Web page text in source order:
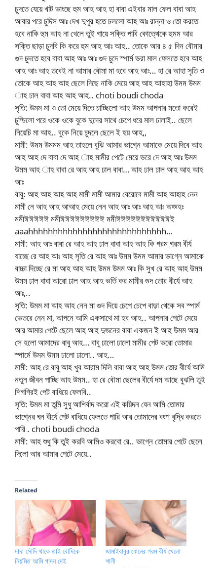
চুদতে যেয়ে খাট ভাংছে হুম আহ আহ হা বাবা এইবার মাল ফেল বাবা আহ
আবার পরে চুদিস আঃ দেখ দুপুর হতে চললো আহ আঃ রান্না ও তো করতে
হবে নাকি হুম আহ না খেলে তুই গায়ে সক্তি পাবি কোত্থেকে হুমম আর
সক্তি ছাড়া চুদবি কি করে হুম আহ আঃ আহ.. তোকে আর ৪ ৫ দিন বৌমার
গুদ চুদতে হবে বাবা আহ আঃ আঃ গুদ চুদে স্পার্ম ভরা মাল ফেলতে হবে আহ
আহ আঃ আহ তবেই না আমার বৌমা মা হবে আহ আঃ… হা রে আহা সৃতি ও
তোকে আহ আহ আহ ছেলে দিছে নাকি মেয়ে আহ আহ আহাহা উমম উমম
াহ ঢাল বাবা আহ আহ আহ.. choti boudi choda
সৃতি: উমম মা ও তো মেয়ে দিতে চাচ্ছিলো আহ উমম আপনার মতো করেই
চুদ্চিলো পরে ওকে ওকে বুকে দুদের সাথে চেপে ধরে মাল ঢালাই.. ছেলে
নিয়েচি মা আহ.. বুকে নিয়ে চুদলে ছেলে ই হয় আহ,,
মামী: উমম উমমম আহ তাহলে বুঝি আমার ভাগ্নে আমাকে মেয়ে দিবে আহ
আহ আহ দে বাবা দে আহ াহ মামীর পেটে মেয়ে ভরে দে আহ আঃ উমম
উমম আহ াহ বাবা রে আহ আহ ঢাল বাবা… আহ ঢাল ঢাল আহ আহ আহ
আঃ
বাবু: আহ আহ আহ আহ মামী মামী আমার বেরোবে মামী আহ আহাহ নেন
মামী নে আহ আহ আআহ মেয়ে নেন আহ আঃ আঃ আহ আঃ অহ্ছ্হঃ
মমীঈঈঈঈঈ মমীঈঈঈঈঈঈঈঈঈ মমীঈঈঈঈঈঈঈঈঈঈঈই
aaahhhhhhhhhhhhhhhhhhhhhhhhhhhh…
মামী: আহ আঃ বাবা রে আহ আহ ঢাল বাবা আহ আহ কি গরম গরম বীর্য
যাচ্ছে রে আহ আঃ আহ সৃতি রে আহ আঃ উমম উমম আমার ভাগ্নে আমাকে
বাচ্চা দিচ্ছে রে মা আহ আহ আহ উমম উমম আঃ কি সুখ রে আহ আহ উমম
উমম ঢাল বাবা আরো ঢাল আহ আহ ভর্তি কর মামীর গুদ তোর বীর্যে আহ
আঃ,..
সৃতি: উমম মা আহ আহ নেন মা গুদ দিয়ে চেপে চেপে বাড়া থেকে সব স্পার্ম
ভেতরে নেন মা, আপনে আমি একসাথে মা হব আহ.. আপনার পেটে মেয়ে
আর আমার পেটে ছেলে আহ আহ দুজনের বাবা একজন ই আহ উমম আর
সে হলো আমাদের বাবু আহ… বাবু ঢালো ঢালো মামীর পেট ভরো তোমার
স্পার্মে উমম উমম ঢালো ঢালো.. আহ…
মামী: আহ রে বাবু আহ খুব আরাম দিলি বাবা আহ আহ উমম তোর বীর্যে আমি
নতুন জীবন পাচ্ছি আহ উমম.. হা রে বৌমা ছেলের বীর্যে দম আছে বুঝলি তুই
শিগগিরই পেট বাধিয়ে ফেলবি..
সৃতি: উমম মা তুমি সুধু আশির্বাদ করো এই কয়িদন যেন আমি তোমার
ভাগ্নের ঘন বীর্যে পেট বাধিয়ে ফেলতে পারি আর তোমাদের বংশ বৃদ্ধি করতে
পারি . choti boudi choda
মামী: আহ শুধু কি তুই করবি আমিও করবো রে.. ভাগ্নে তোমার পেটে ছেলে
দিলো আর আমার পেটে মেয়ে..
Related
দাদা সৌদি থাকে তাই বৌদিকে
নিয়মিত আমি গাদন দেই
জামাইবাবুর ধোনের গরম বীর্য খেলো
শালী